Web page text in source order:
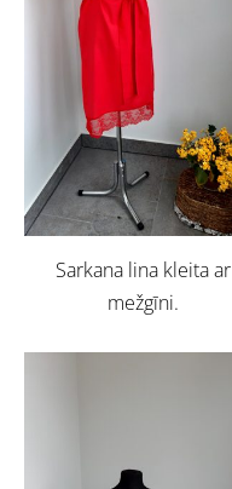
Sarkana lina kleita ar
mežgīni.